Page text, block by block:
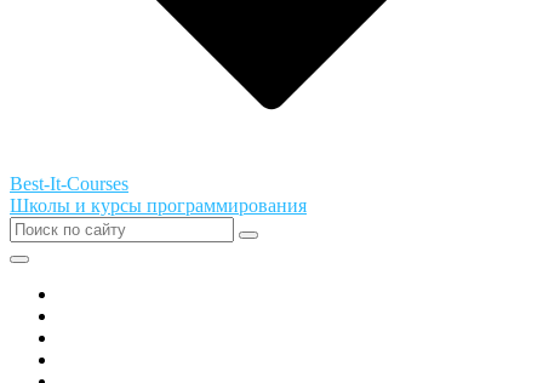
Best-It-Courses
Школы и курсы программирования